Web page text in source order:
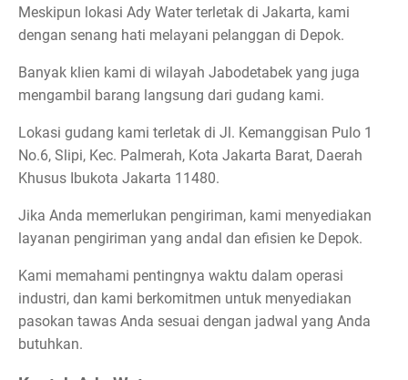
Meskipun lokasi Ady Water terletak di Jakarta, kami
dengan senang hati melayani pelanggan di Depok.
Banyak klien kami di wilayah Jabodetabek yang juga
mengambil barang langsung dari gudang kami.
Lokasi gudang kami terletak di Jl. Kemanggisan Pulo 1
No.6, Slipi, Kec. Palmerah, Kota Jakarta Barat, Daerah
Khusus Ibukota Jakarta 11480.
Jika Anda memerlukan pengiriman, kami menyediakan
layanan pengiriman yang andal dan efisien ke Depok.
Kami memahami pentingnya waktu dalam operasi
industri, dan kami berkomitmen untuk menyediakan
pasokan tawas Anda sesuai dengan jadwal yang Anda
butuhkan.